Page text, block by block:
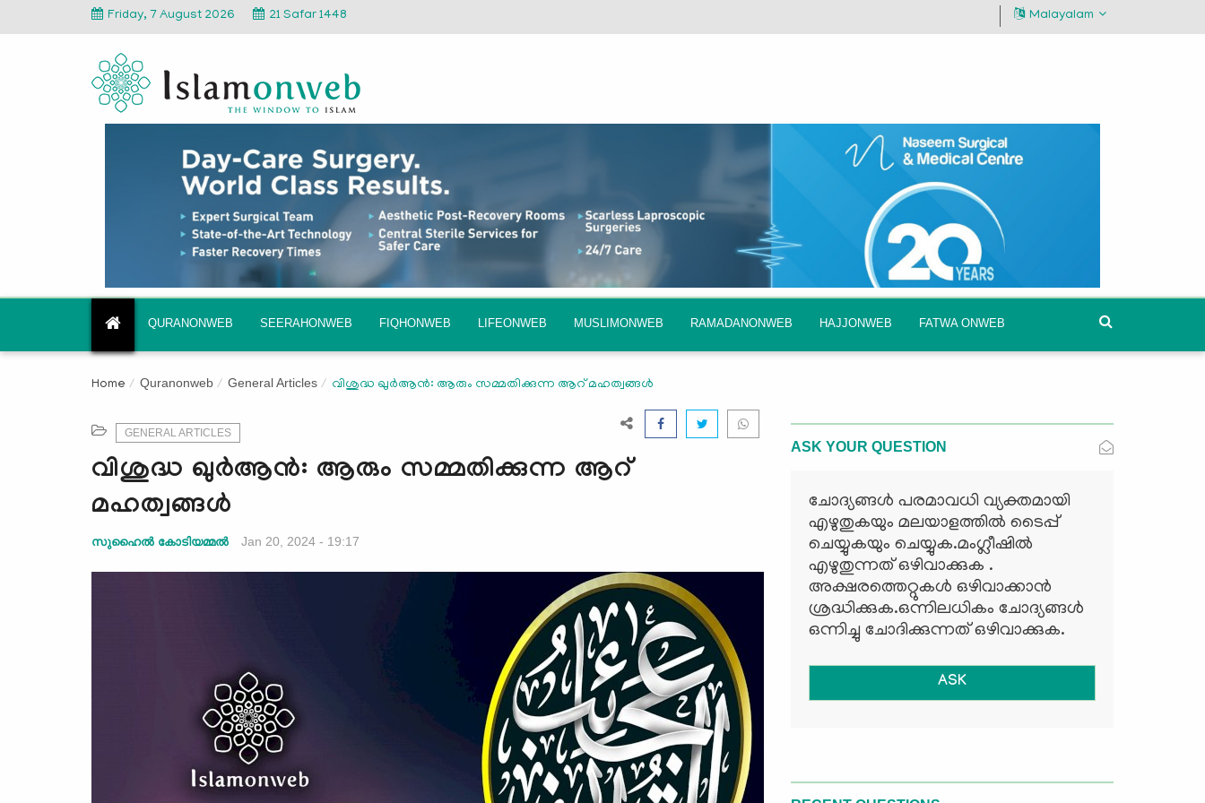
Friday, 7 August 2026 21 Safar 1448 Malayalam
QURANONWEB SEERAHONWEB FIQHONWEB LIFEONWEB MUSLIMONWEB RAMADANONWEB HAJJONWEB FATWA ONWEB
Home Quranonweb General Articles വിശുദ്ധ ഖുർആന്‍: ആരും സമ്മതിക്കുന്ന ആറ് മഹത്വങ്ങൾ
GENERAL ARTICLES
വിശുദ്ധ ഖുർആന്‍: ആരും സമ്മതിക്കുന്ന ആറ്
മഹത്വങ്ങൾ
സുഹൈൽ കോടിയമ്മൽ Jan 20, 2024 - 19:17
ASK YOUR QUESTION
ചോദ്യങ്ങള്‍ പരമാവധി വ്യക്തമായി
എഴുതുകയും മലയാളത്തില്‍ ടൈപ്പ്
ചെയ്യുകയും ചെയ്യുക.മംഗ്ലീഷില്‍
എഴുതുന്നത് ഒഴിവാക്കുക .
അക്ഷരത്തെറ്റുകള്‍ ഒഴിവാക്കാന്‍
ശ്രദ്ധിക്കുക.ഒന്നിലധികം ചോദ്യങ്ങള്‍
ഒന്നിച്ചു ചോദിക്കുന്നത് ഒഴിവാക്കുക.
ASK